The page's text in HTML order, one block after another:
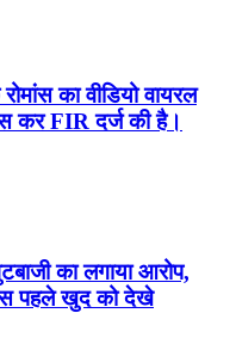
का वीडियो वायरल
कर FIR दर्ज की है।
का लगाया आरोप,
पहले खुद को देखे